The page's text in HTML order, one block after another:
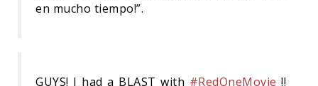
en mucho tiempo!”.
GUYS! I had a BLAST with #RedOneMovie !!